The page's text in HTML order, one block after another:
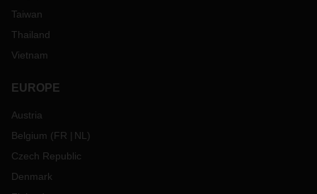
Taiwan
Thailand
Vietnam
EUROPE
Austria
Belgium (FR NL )
Czech Republic
Denmark